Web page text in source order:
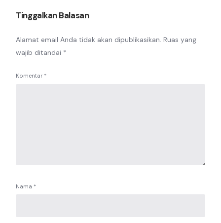
Tinggalkan Balasan
Alamat email Anda tidak akan dipublikasikan. Ruas yang
wajib ditandai *
Komentar *
Nama *